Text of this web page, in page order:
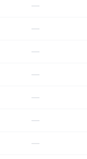
—
—
—
—
—
—
—